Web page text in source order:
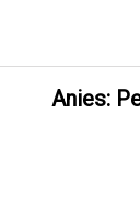
Anies: